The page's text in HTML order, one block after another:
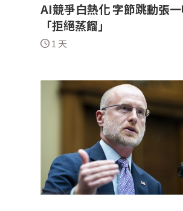
AI競爭白熱化 字節跳動張
「拒絕蒸餾」
1 天